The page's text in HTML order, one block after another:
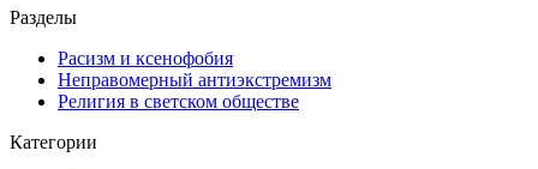
Разделы
Расизм и ксенофобия
Неправомерный антиэкстремизм
Религия в светском обществе
Категории